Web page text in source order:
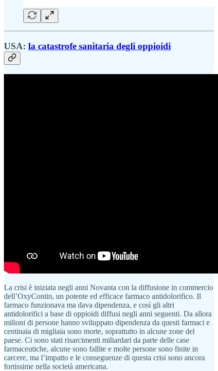
USA: la catastrofe sanitaria degli oppioidi
La crisi è iniziata negli anni Novanta con la diffusione in commercio
dell’OxyContin, un potente ed efficace farmaco antidolorifico. Il
farmaco funzionava ma dava dipendenza, e così gli altri
antidolorifici a base di oppioidi diffusi negli anni seguenti. Da allora
milioni di persone hanno sviluppato dipendenza da questi farmaci e
centinaia di migliaia sono morte, soprattutto in alcune zone del
paese. Ci sono stati risarcimenti miliardari da parte delle case
farmaceutiche, alcune sono fallite e molte persone sono finite in
carcere, ma l’impatto e le conseguenze di questa crisi sono ancora
fortissime nella società americana.